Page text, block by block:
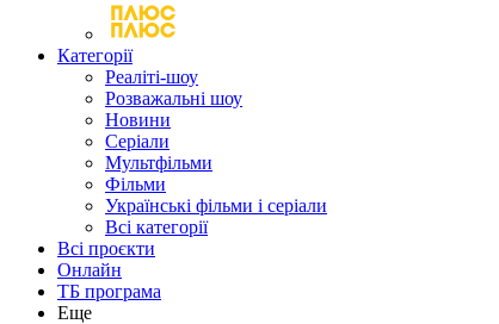
Категорії
Реаліті-шоу
Розважальні шоу
Новини
Серіали
Мультфільми
Фільми
Українські фільми і серіали
Всі категорії
Всі проєкти
Онлайн
ТБ програма
Еще